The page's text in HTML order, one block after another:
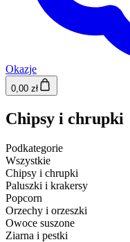
Okazje
0,00 zł
Chipsy i chrupki
Podkategorie
Wszystkie
Chipsy i chrupki
Paluszki i krakersy
Popcorn
Orzechy i orzeszki
Owoce suszone
Ziarna i pestki